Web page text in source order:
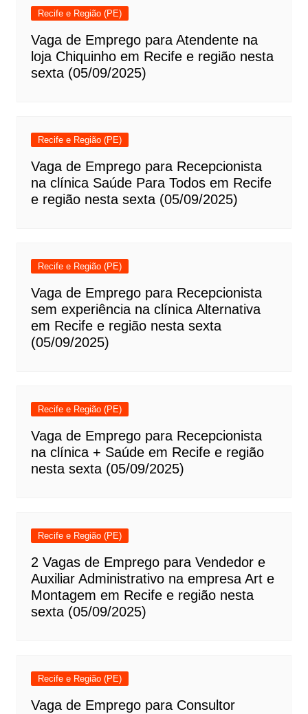
Recife e Região (PE)
Vaga de Emprego para Atendente na
loja Chiquinho em Recife e região nesta
sexta (05/09/2025)
Recife e Região (PE)
Vaga de Emprego para Recepcionista
na clínica Saúde Para Todos em Recife
e região nesta sexta (05/09/2025)
Recife e Região (PE)
Vaga de Emprego para Recepcionista
sem experiência na clínica Alternativa
em Recife e região nesta sexta
(05/09/2025)
Recife e Região (PE)
Vaga de Emprego para Recepcionista
na clínica + Saúde em Recife e região
nesta sexta (05/09/2025)
Recife e Região (PE)
2 Vagas de Emprego para Vendedor e
Auxiliar Administrativo na empresa Art e
Montagem em Recife e região nesta
sexta (05/09/2025)
Recife e Região (PE)
Vaga de Emprego para Consultor